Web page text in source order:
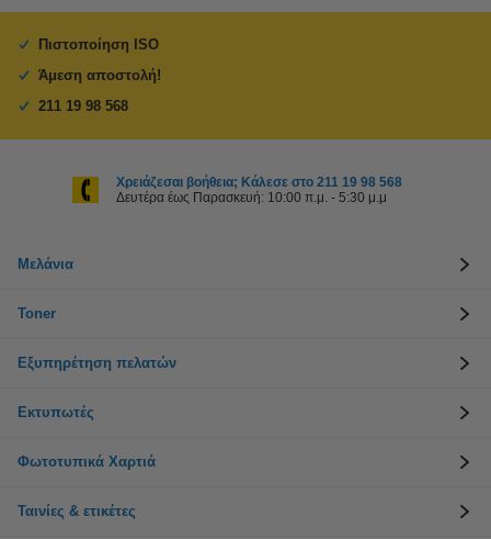
Πιστοποίηση ISO
Άμεση αποστολή!
211 19 98 568
Χρειάζεσαι βοήθεια; Κάλεσε στο 211 19 98 568
Δευτέρα έως Παρασκευή: 10:00 π.μ. - 5:30 μ.μ
Μελάνια
Toner
Εξυπηρέτηση πελατών
Εκτυπωτές
Φωτοτυπικά Χαρτιά
Ταινίες & ετικέτες